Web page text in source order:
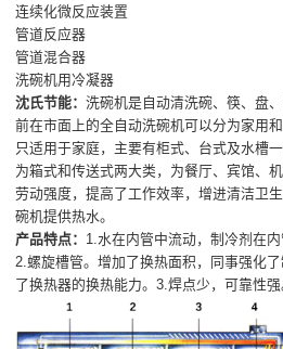
连续化微反应装置
管道反应器
管道混合器
洗碗机用冷凝器
沈氏节能：洗碗机是自动清洗碗、筷、盘
前在市面上的全自动洗碗机可以分为家用
只适用于家庭，主要有柜式、台式及水槽
为箱式和传送式两大类，为餐厅、宾馆、
劳动强度，提高了工作效率，增进清洁卫
碗机提供热水。
产品特点： 1.水在内管中流动，制冷剂在
2.螺旋槽管。增加了换热面积，同事强化
了换热器的换热能力。3.焊点少，可靠性强